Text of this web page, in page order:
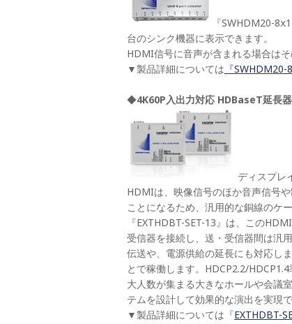
『SWHDM20-8x
台のシンク機器に表示できます。
HDMI信号に音声が含まれる場合は
▼製品詳細については 『
◆4K60P入出力対応 HDBaseT延長
ディスプレ
HDMIは、映像信号のほか音声信号
ことになるため、汎用的な銅線のケ
『EXTHDBT-SET-13』は、この
受信器を接続し、送・受信器間は汎
伝送や、電源供給の延長にも対応し
とで稼働します。HDCP2.2/HDCP1.4
大人数が集まる大きなホールや会議
テムを設計して効果的な演出を実現で
▼製品詳細については『EXTHDBT-